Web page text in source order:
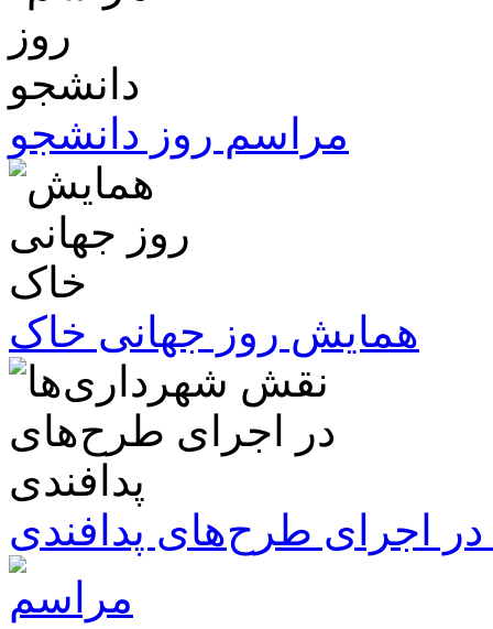
مراسم روز دانشجو
همایش روز جهانی خاک
اجرای طرح‌های پدافندی